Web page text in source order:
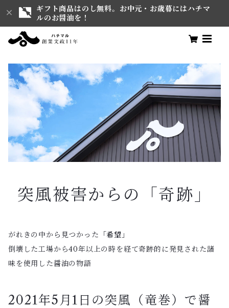
ギフト商品はのし無料。お中元・お歳暮にはハチマ
ルのお醤油を！
突風被害からの「奇跡」
がれきの中から見つかった 「希望」
倒壊した工場から40年以上の時を経て奇跡的に発見された諸
味を使用した醤油の物語
2021年5月1日の突風（竜巻）で醤